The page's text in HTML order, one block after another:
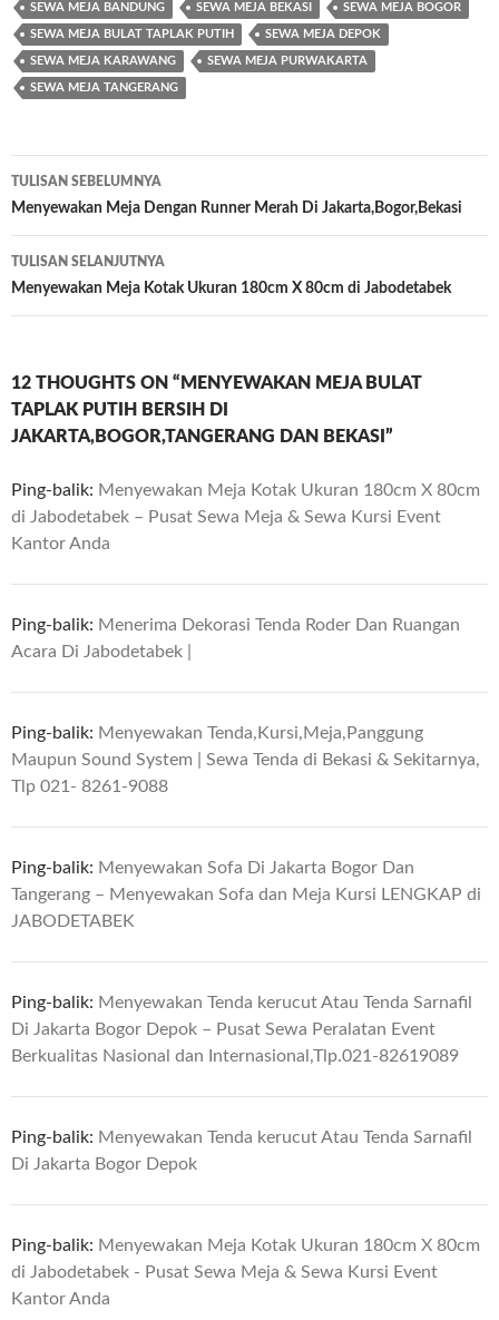
SEWA MEJA BANDUNG SEWA MEJA BEKASI SEWA MEJA BOGOR
SEWA MEJA BULAT TAPLAK PUTIH SEWA MEJA DEPOK
SEWA MEJA KARAWANG SEWA MEJA PURWAKARTA
SEWA MEJA TANGERANG
Navigasi
Tulisan
TULISAN SEBELUMNYA
Menyewakan Meja Dengan Runner Merah Di Jakarta,Bogor,Bekasi
TULISAN SELANJUTNYA
Menyewakan Meja Kotak Ukuran 180cm X 80cm di Jabodetabek
12 THOUGHTS ON “MENYEWAKAN MEJA BULAT
TAPLAK PUTIH BERSIH DI
JAKARTA,BOGOR,TANGERANG DAN BEKASI”
Ping-balik: Menyewakan Meja Kotak Ukuran 180cm X 80cm
di Jabodetabek – Pusat Sewa Meja & Sewa Kursi Event
Kantor Anda
Ping-balik: Menerima Dekorasi Tenda Roder Dan Ruangan
Acara Di Jabodetabek |
Ping-balik: Menyewakan Tenda,Kursi,Meja,Panggung
Maupun Sound System | Sewa Tenda di Bekasi & Sekitarnya,
Tlp 021- 8261-9088
Ping-balik: Menyewakan Sofa Di Jakarta Bogor Dan
Tangerang – Menyewakan Sofa dan Meja Kursi LENGKAP di
JABODETABEK
Ping-balik: Menyewakan Tenda kerucut Atau Tenda Sarnafil
Di Jakarta Bogor Depok – Pusat Sewa Peralatan Event
Berkualitas Nasional dan Internasional,Tlp.021-82619089
Ping-balik: Menyewakan Tenda kerucut Atau Tenda Sarnafil
Di Jakarta Bogor Depok
Ping-balik: Menyewakan Meja Kotak Ukuran 180cm X 80cm
di Jabodetabek - Pusat Sewa Meja & Sewa Kursi Event
Kantor Anda